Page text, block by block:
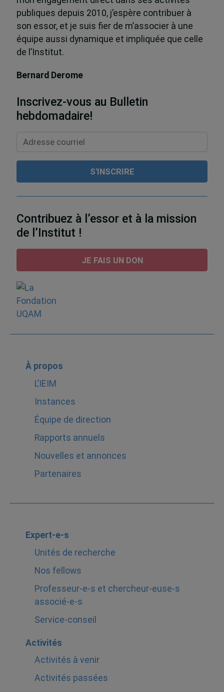
publiques depuis 2010, j’espère contribuer à
son essor, et je suis fier de m’associer à une
équipe aussi dynamique et impliquée que celle
de l’Institut.
Bernard Derome
Inscrivez-vous au Bulletin
hebdomadaire!
Contribuez à l’essor et à la mission
de l’Institut !
JE FAIS UN DON
À propos
L’IEIM
Instances
Équipe de direction
Rapports annuels
Nouvelles et annonces
Partenaires
Expert-e-s
Unités de recherche
Nos fellows
Professeur-e-s et chercheur-euse-s
associé-e-s
Service-conseil
Activités
Activités à venir
Activités passées